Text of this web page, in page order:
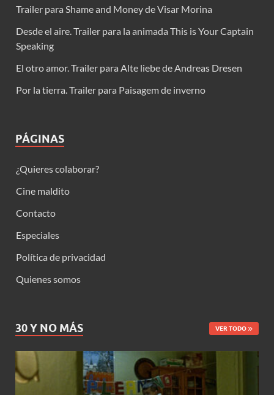
Trailer para Shame and Money de Visar Morina
Desde el aire. Trailer para la animada This is Your Captain
Speaking
El otro amor. Trailer para Alte liebe de Andreas Dresen
Por la tierra. Trailer para Paisagem de inverno
PÁGINAS
¿Quieres colaborar?
Cine maldito
Contacto
Especiales
Política de privacidad
Quienes somos
30 Y NO MÁS VER TODO